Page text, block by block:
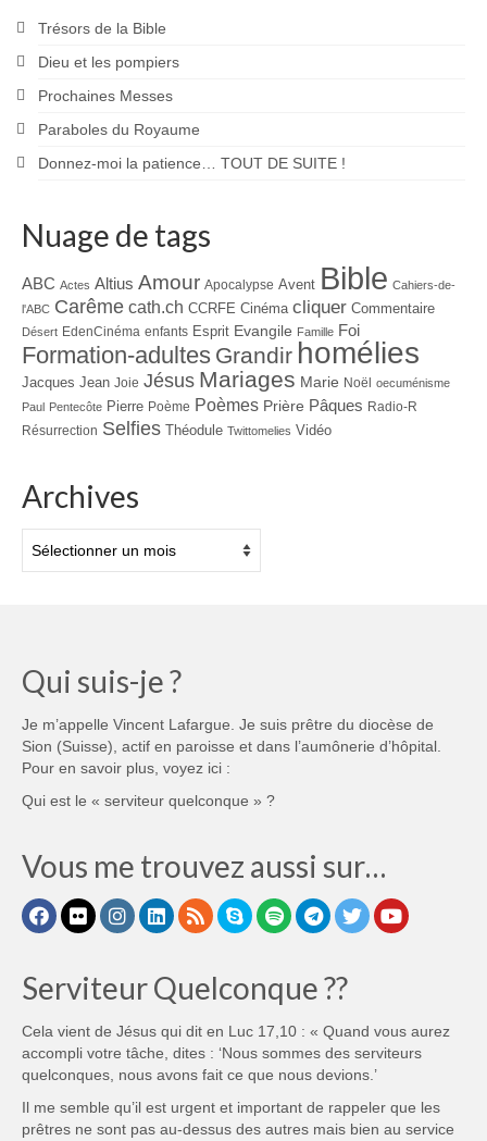
Trésors de la Bible
Dieu et les pompiers
Prochaines Messes
Paraboles du Royaume
Donnez-moi la patience… TOUT DE SUITE !
Nuage de tags
ABC Actes Altius Amour Apocalypse Avent Bible Cahiers-de-
l'ABC Carême cath.ch CCRFE Cinéma cliquer Commentaire
Désert EdenCinéma enfants Esprit Evangile Famille Foi
Formation-adultes Grandir homélies
Jacques Jean Joie Jésus Mariages Marie Noël
oecuménisme
Paul Pentecôte Pierre Poème Poèmes Prière Pâques Radio-R
Résurrection Selfies Théodule Twittomelies Vidéo
Archives
Qui suis-je ?
Je m’appelle Vincent Lafargue. Je suis prêtre du diocèse de
Sion (Suisse), actif en paroisse et dans l’aumônerie d’hôpital.
Pour en savoir plus, voyez ici :
Qui est le « serviteur quelconque » ?
Vous me trouvez aussi sur…
Serviteur Quelconque ??
Cela vient de Jésus qui dit en Luc 17,10 : « Quand vous aurez
accompli votre tâche, dites : ‘Nous sommes des serviteurs
quelconques, nous avons fait ce que nous devions.’
Il me semble qu’il est urgent et important de rappeler que les
prêtres ne sont pas au-dessus des autres mais bien au service